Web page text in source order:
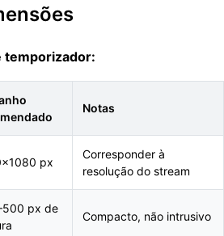
temporizador:
Notas
px
Corresponder à
resolução do stream
px de
Compacto, não intrusivo